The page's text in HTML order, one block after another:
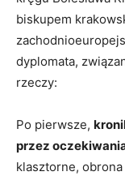
biskupem
dyplomata,
rzeczy:
Po pierwsze,
przez
klasztorne,